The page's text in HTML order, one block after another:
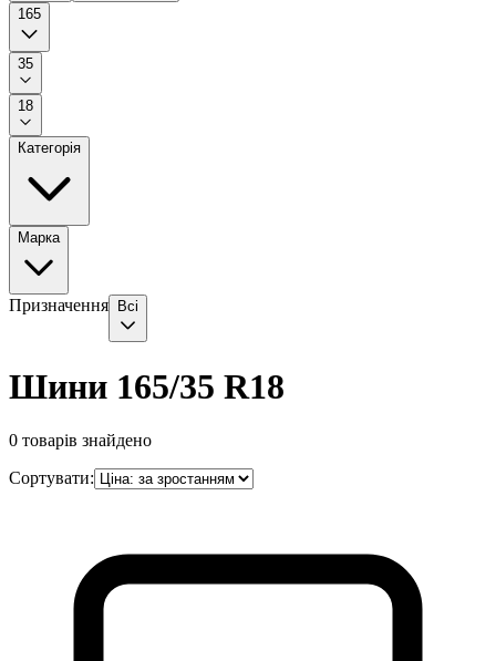
165
35
18
Категорія
Марка
Призначення Всі
Шини 165/35 R18
0 товарів знайдено
Сортувати: